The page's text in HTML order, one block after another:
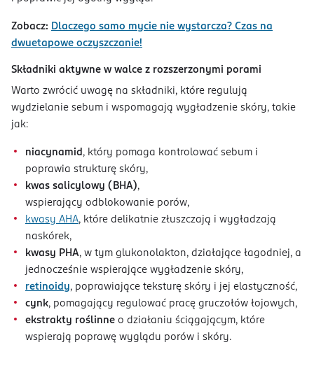
Zobacz: Dlaczego samo mycie nie wystarcza? Czas na
dwuetapowe oczyszczanie!
Składniki aktywne w walce z rozszerzonymi porami
Warto zwrócić uwagę na składniki, które regulują
wydzielanie sebum i wspomagają wygładzenie skóry, takie
jak:
niacynamid , który pomaga kontrolować sebum i
poprawia strukturę skóry,
kwas salicylowy (BHA),
wspierający odblokowanie porów,
kwasy AHA, które delikatnie złuszczają i wygładzają
naskórek,
kwasy PHA, w tym glukonolakton, działające łagodniej, a
jednocześnie wspierające wygładzenie skóry,
retinoidy, poprawiające teksturę skóry i jej elastyczność,
cynk, pomagający regulować pracę gruczołów łojowych,
ekstrakty roślinne o działaniu ściągającym, które
wspierają poprawę wyglądu porów i skóry.